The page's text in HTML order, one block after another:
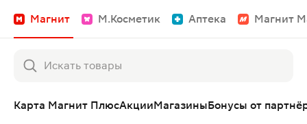
Магнит М.Косметик Аптека Магнит
Карта Магнит ПлюсАкцииМагазиныБонусы от